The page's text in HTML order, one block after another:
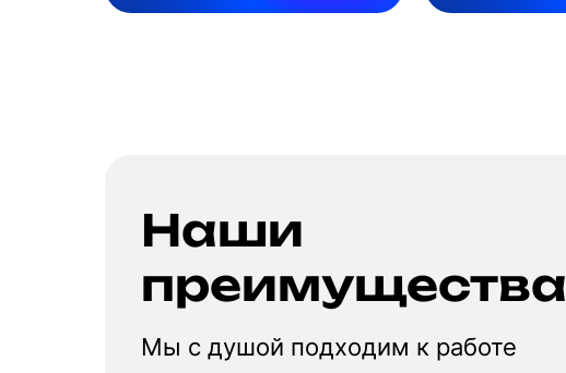
Наши
преимущества
Мы с душой подходим к работе